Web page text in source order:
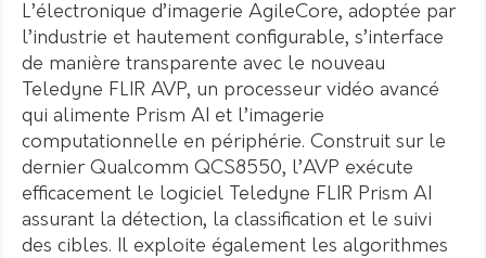
L’électronique d’imagerie AgileCore, adoptée par
l’industrie et hautement configurable, s’interface
de manière transparente avec le nouveau
Teledyne FLIR AVP, un processeur vidéo avancé
qui alimente Prism AI et l’imagerie
computationnelle en périphérie. Construit sur le
dernier Qualcomm QCS8550, l’AVP exécute
efficacement le logiciel Teledyne FLIR Prism AI
assurant la détection, la classification et le suivi
des cibles. Il exploite également les algorithmes